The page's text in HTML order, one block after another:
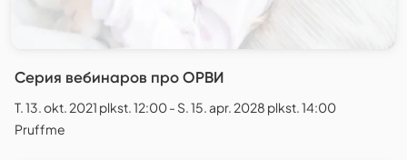
Серия вебинаров про ОРВИ
T. 13. okt. 2021 plkst. 12:00 - S. 15. apr. 2028 plkst. 14:00
Pruffme